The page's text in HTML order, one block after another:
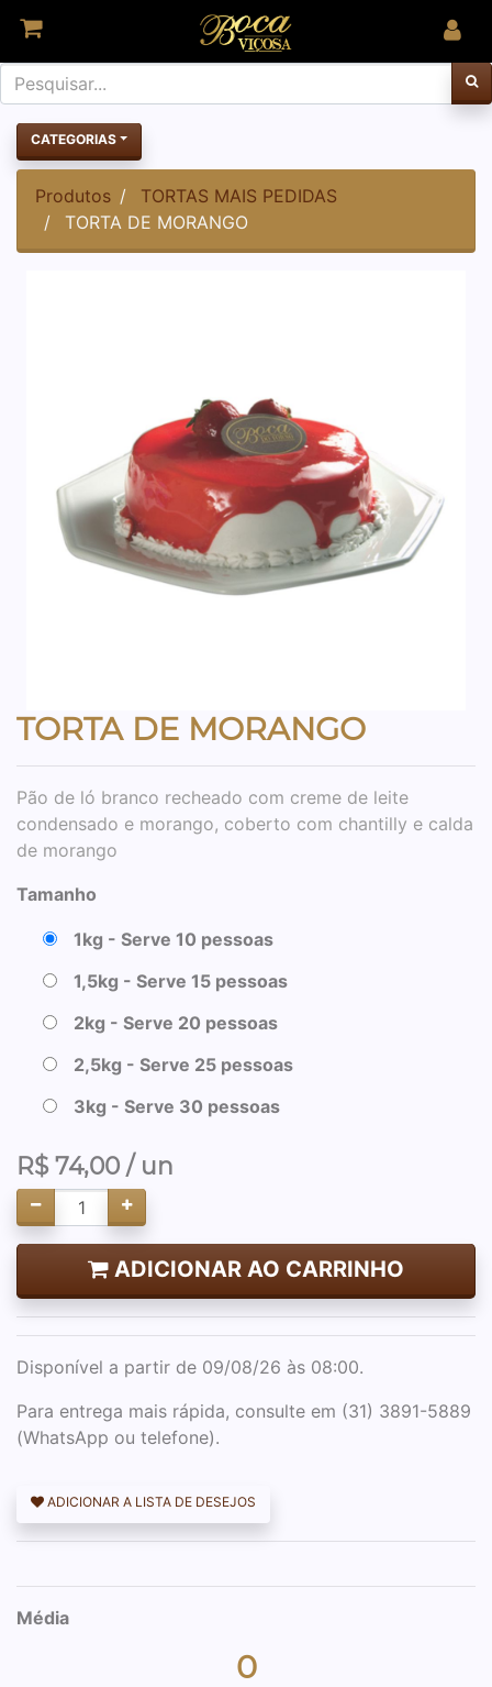
CATEGORIAS
Produtos
TORTAS MAIS PEDIDAS
TORTA DE MORANGO
TORTA DE MORANGO
Pão de ló branco recheado com creme de leite
condensado e morango, coberto com chantilly e calda
de morango
Tamanho
1kg - Serve 10 pessoas
1,5kg - Serve 15 pessoas
2kg - Serve 20 pessoas
2,5kg - Serve 25 pessoas
3kg - Serve 30 pessoas
R$74,00 / un
ADICIONAR AO CARRINHO
Disponível a partir de 09/08/26 às 08:00.
Para entrega mais rápida, consulte em (31) 3891-5889
(WhatsApp ou telefone).
ADICIONAR A LISTA DE DESEJOS
Média
0